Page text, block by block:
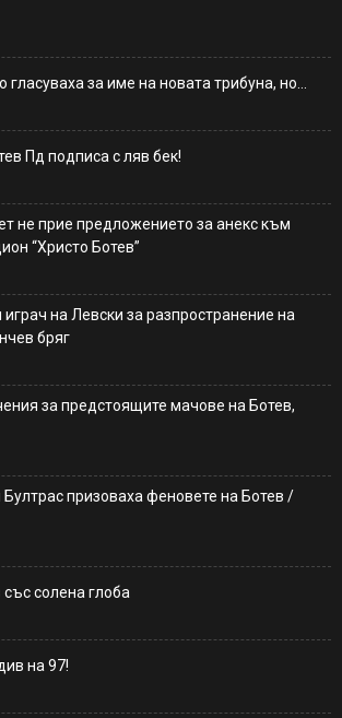
гласуваха за име на новата трибуна, но…
Пд подписа с ляв бек!
не прие предложението за анекс към
“Христо Ботев”
на Левски за разпространение на
бряг
за предстоящите мачове на Ботев,
призоваха феновете на Ботев /
солена глоба
на 97!